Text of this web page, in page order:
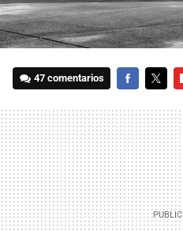
47 comentarios